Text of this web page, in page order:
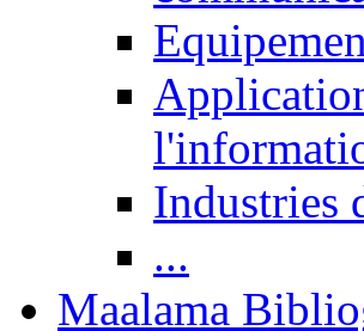
Industries
...
Maalama